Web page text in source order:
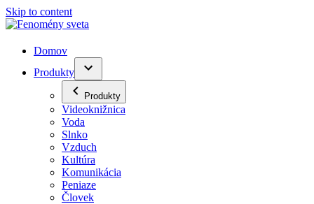
Skip to content
Domov
Produkty
Produkty
Videoknižnica
Voda
Slnko
Vzduch
Kultúra
Komunikácia
Peniaze
Človek